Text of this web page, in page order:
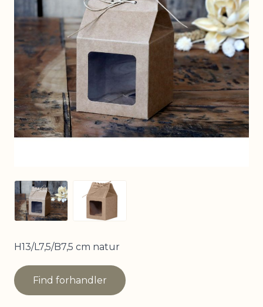
View larger imageView larger image
H13/L7,5/B7,5 cm natur
Find forhandler